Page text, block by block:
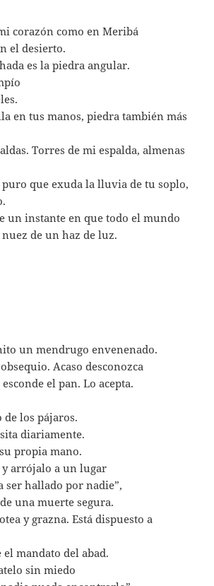
corazón como en Meribá
el desierto.
es la piedra angular.
en tus manos, piedra también más
Torres de mi espalda, almenas
que exuda la lluvia de tu soplo,
un instante en que todo el mundo
de un haz de luz.
un mendrugo envenenado.
Acaso desconozca
el pan. Lo acepta.
de los pájaros.
diariamente.
propia mano.
y arrójalo a un lugar
ser hallado por nadie”,
una muerte segura.
y grazna. Está dispuesto a
mandato del abad.
sin miedo